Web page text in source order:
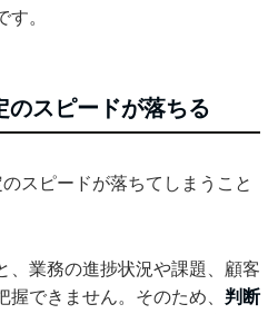
。
のスピードが落ちる
スピードが落ちてしまうこと
、業務の進捗状況や課題、顧客
できません。そのため、 判断